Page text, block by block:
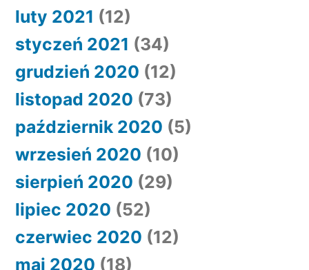
luty 2021 (12)
styczeń 2021 (34)
grudzień 2020 (12)
listopad 2020 (73)
październik 2020 (5)
wrzesień 2020 (10)
sierpień 2020 (29)
lipiec 2020 (52)
czerwiec 2020 (12)
maj 2020 (18)